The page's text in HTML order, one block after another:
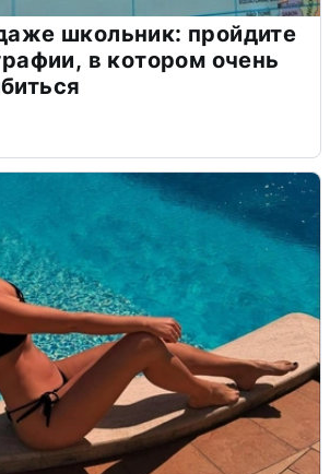
школьник: пройдите
в котором очень